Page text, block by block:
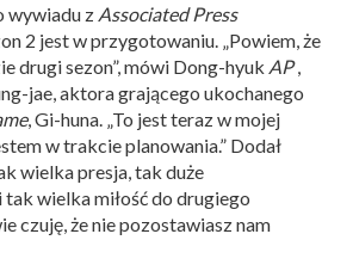
wywiadu z Associated Press
2 jest w przygotowaniu. „Powiem, że
drugi sezon”, mówi Dong-hyuk AP,
jae, aktora grającego ukochanego
, Gi-huna. „To jest teraz w mojej
w trakcie planowania.” Dodał
wielka presja, tak duże
wielka miłość do drugiego
czuję, że nie pozostawiasz nam